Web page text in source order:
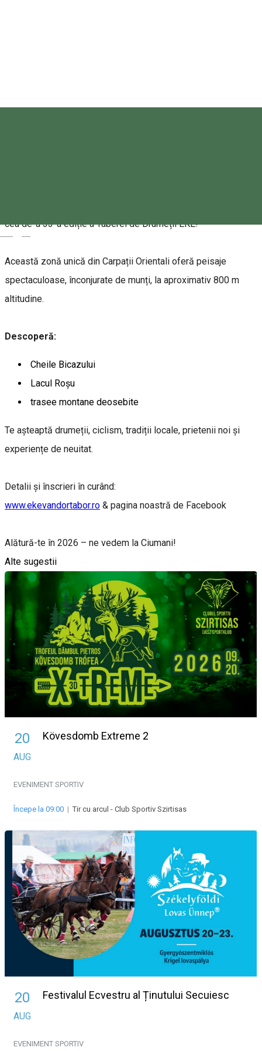
cea de-a 33-a ediție a Taberei de Drumeții EKE!
Această zonă unică din Carpații Orientali oferă peisaje
spectaculoase, înconjurate de munți, la aproximativ 800 m
altitudine.
Descoperă:
Cheile Bicazului
Lacul Roșu
trasee montane deosebite
Te așteaptă drumeții, ciclism, tradiții locale, prietenii noi și
experiențe de neuitat.
Detalii și înscrieri în curând:
www.ekevandortabor.ro & pagina noastră de Facebook
Alătură-te în 2026 – ne vedem la Ciumani!
Alte sugestii
20
AUG
Kövesdomb Extreme 2
EVENIMENT SPORTIV
Începe la 09:00 |Tir cu arcul - Club Sportiv Szirtisas
20
AUG
Festivalul Ecvestru al Ținutului Secuiesc
EVENIMENT SPORTIV